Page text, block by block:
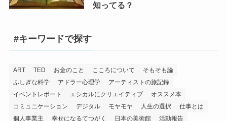
知ってる？
#キーワードで探す
ART TED お金のこと こころについて
そもそも論
ふしぎな科学
アドラー心理学
アーティストの旅記録
イベントレポート
エシカルにクリエイティブ
オススメ本
コミュニケーション
デジタル モヤモヤ 人生の選択
仕事とは
個人事業主
幸せになるてつがく 日本の美術館 活動報告